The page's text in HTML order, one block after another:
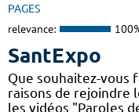
PAGES
relevance:
SantExpo
Que souhaitez-vous
raisons de rejoindre
les vidéos "Paroles